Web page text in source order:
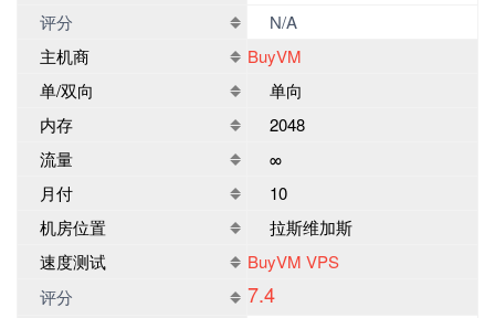
评分
N/A
主机商
BuyVM
单/双向
单向
内存
2048
流量
∞
月付
10
机房位置
拉斯维加斯
速度测试
BuyVM VPS
评分
7.4